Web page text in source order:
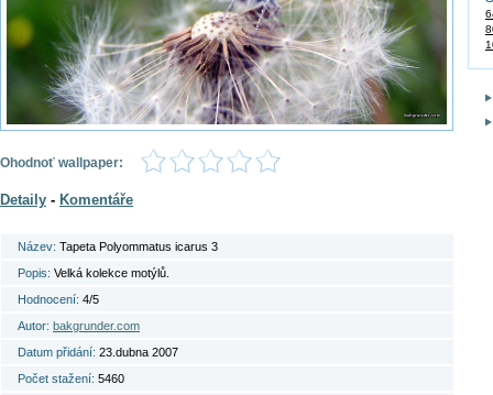
Ohodnoť wallpaper:
Detaily - Komentáře
Název: Tapeta Polyommatus icarus 3
Popis: Velká kolekce motýlů.
Hodnocení: 4/5
Autor: bakgrunder.com
Datum přidání: 23.dubna 2007
Počet stažení: 5460